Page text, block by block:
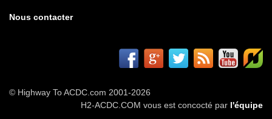
Nous contacter
© Highway To ACDC.com 2001-2026
H2-ACDC.COM vous est concocté par l'équipe